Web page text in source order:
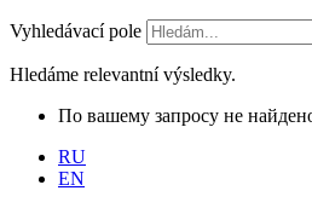
Vyhledávací pole
Hledáme relevantní výsledky.
По вашему запросу не
RU
EN